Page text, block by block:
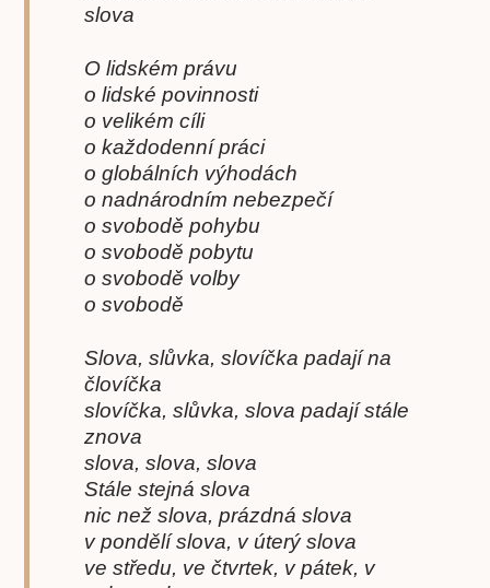
slova
O lidském právu
o lidské povinnosti
o velikém cíli
o každodenní práci
o globálních výhodách
o nadnárodním nebezpečí
o svobodě pohybu
o svobodě pobytu
o svobodě volby
o svobodě
Slova, slůvka, slovíčka padají na
človíčka
slovíčka, slůvka, slova padají stále
znova
slova, slova, slova
Stále stejná slova
nic než slova, prázdná slova
v pondělí slova, v úterý slova
ve středu, ve čtvrtek, v pátek, v